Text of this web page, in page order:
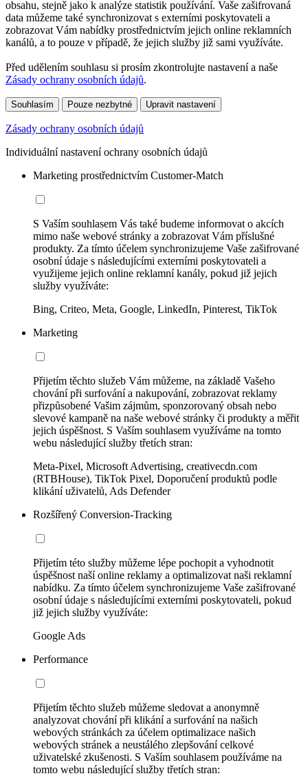
obsahu, stejně jako k analýze statistik používání. Vaše zašifrovaná
data můžeme také synchronizovat s externími poskytovateli a
zobrazovat Vám nabídky prostřednictvím jejich online reklamních
kanálů, a to pouze v případě, že jejich služby již sami využíváte.
Před udělením souhlasu si prosím zkontrolujte nastavení a naše
Zásady ochrany osobních údajů.
Souhlasím Pouze nezbytné Upravit nastavení
Zásady ochrany osobních údajů
Individuální nastavení ochrany osobních údajů
Marketing prostřednictvím Customer-Match
S Vaším souhlasem Vás také budeme informovat o akcích
mimo naše webové stránky a zobrazovat Vám příslušné
produkty. Za tímto účelem synchronizujeme Vaše zašifrované
osobní údaje s následujícími externími poskytovateli a
využijeme jejich online reklamní kanály, pokud již jejich
služby využíváte:
Bing, Criteo, Meta, Google, LinkedIn, Pinterest, TikTok
Marketing
Přijetím těchto služeb Vám můžeme, na základě Vašeho
chování při surfování a nakupování, zobrazovat reklamy
přizpůsobené Vašim zájmům, sponzorovaný obsah nebo
slevové kampaně na naše webové stránky či produkty a měřit
jejich úspěšnost. S Vaším souhlasem využíváme na tomto
webu následující služby třetích stran:
Meta-Pixel, Microsoft Advertising, creativecdn.com
(RTBHouse), TikTok Pixel, Doporučení produktů podle
klikání uživatelů, Ads Defender
Rozšířený Conversion-Tracking
Přijetím této služby můžeme lépe pochopit a vyhodnotit
úspěšnost naší online reklamy a optimalizovat naši reklamní
nabídku. Za tímto účelem synchronizujeme Vaše zašifrované
osobní údaje s následujícími externími poskytovateli, pokud
již jejich služby využíváte:
Google Ads
Performance
Přijetím těchto služeb můžeme sledovat a anonymně
analyzovat chování při klikání a surfování na našich
webových stránkách za účelem optimalizace našich
webových stránek a neustálého zlepšování celkové
uživatelské zkušenosti. S Vaším souhlasem používáme na
tomto webu následující služby třetích stran: